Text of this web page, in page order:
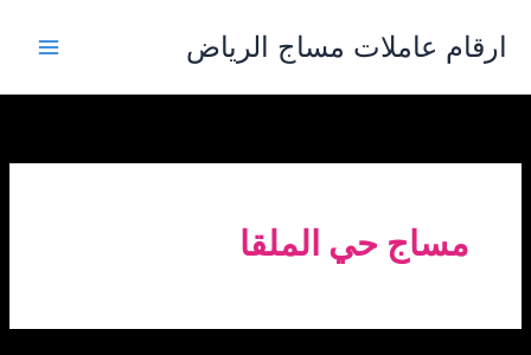
المحتوى
ارقام عاملات مساج الرياض
مساج حي الملقا